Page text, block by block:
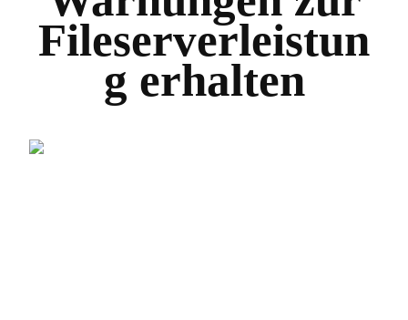
Fileserverleistun
g erhalten